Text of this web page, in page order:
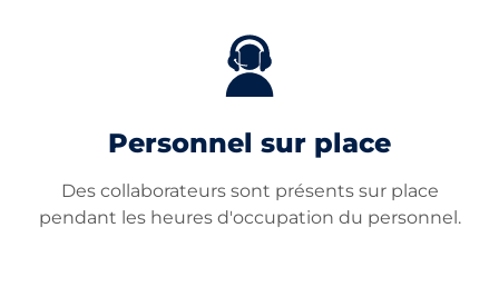
Personnel sur place
Des collaborateurs sont présents sur place
pendant les heures d'occupation du personnel.